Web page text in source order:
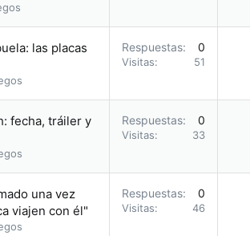
las placas
Respuestas 0
Visitas 51
fecha, tráiler y
Respuestas 0
Visitas 33
una vez
viajen con él"
Respuestas 0
Visitas 46